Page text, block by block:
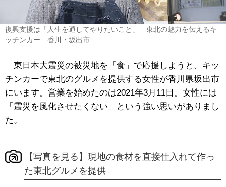
復興支援は「人生を通してやりたいこと」 東北の魅力を伝えるキ
ッチンカー 香川・坂出市
東日本大震災の被災地を「食」で応援しようと、キッ
チンカーで東北のグルメを提供する女性が香川県坂出市
にいます。営業を始めたのは2021年3月11日。女性には
「震災を風化させたくない」という強い思いがありまし
た。
【写真を見る】現地の食材を直接仕入れて作っ
た東北グルメを提供